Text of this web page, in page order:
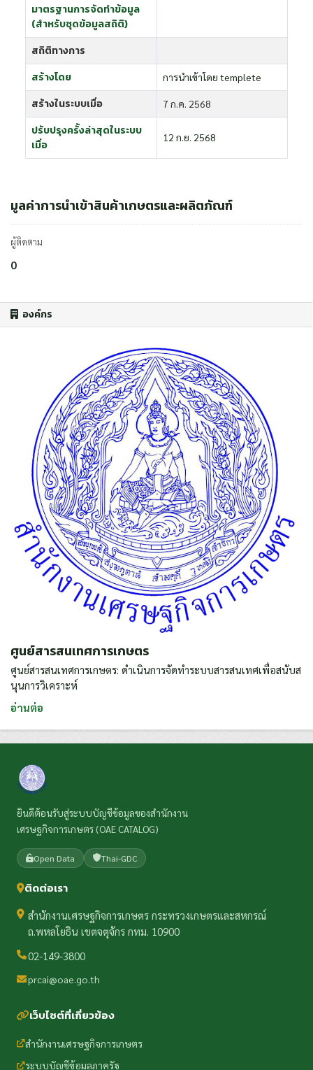
มูลค่าการนำเข้าสินค้าเกษตรและผลิตภัณฑ์
ผู้ติดตาม
0
องค์กร
ศูนย์สารสนเทศการเกษตร
ศูนย์สารสนเทศการเกษตร: ดำเนินการจัดทำระบบสารสนเทศเพื่อสนับส
นุนการวิเคราะห์
อ่านต่อ
มาตรฐานการจัดทำข้อมูล
(สำหรับชุดข้อมูลสถิติ)
สถิติทางการ
สร้างโดย
การนำเข้าโดย templete
สร้างในระบบเมื่อ 7 ก.ค. 2568
ปรับปรุงครั้งล่าสุดในระบบ
เมื่อ
12 ก.ย. 2568
ยินดีต้อนรับสู่ระบบบัญชีข้อมูลของสำนักงาน
เศรษฐกิจการเกษตร (OAE CATALOG)
Open Data Thai-GDC
ติดต่อเรา
สำนักงานเศรษฐกิจการเกษตร กระทรวงเกษตรและสหกรณ์
ถ.พหลโยธิน เขตจตุจักร กทม. 10900
02-149-3800
prcai@oae.go.th
เว็บไซต์ที่เกี่ยวข้อง
สำนักงานเศรษฐกิจการเกษตร
ระบบบัญชีข้อมูลภาครัฐ